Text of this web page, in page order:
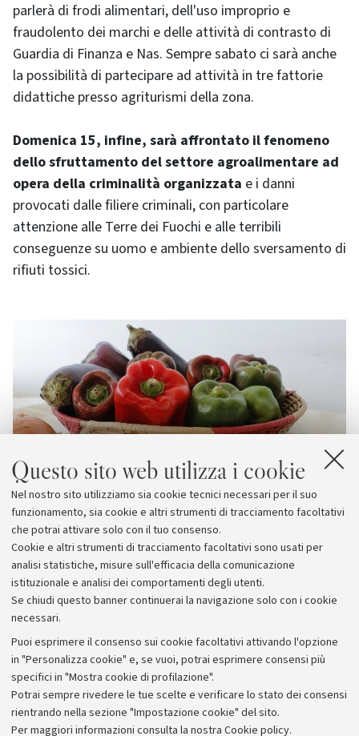
Questo sito web utilizza i cookie
Nel nostro sito utilizziamo sia cookie tecnici necessari per il suo
funzionamento, sia cookie e altri strumenti di tracciamento facoltativi
che potrai attivare solo con il tuo consenso.
Cookie e altri strumenti di tracciamento facoltativi sono usati per
analisi statistiche, misure sull'efficacia della comunicazione
istituzionale e analisi dei comportamenti degli utenti.
Se chiudi questo banner continuerai la navigazione solo con i cookie
necessari.
Puoi esprimere il consenso sui cookie facoltativi attivando l'opzione
in "Personalizza cookie" e, se vuoi, potrai esprimere consensi più
specifici in "Mostra cookie di profilazione".
Potrai sempre rivedere le tue scelte e verificare lo stato dei consensi
rientrando nella sezione "Impostazione cookie" del sito.
Per maggiori informazioni consulta la nostra Cookie policy.
parlerà di frodi alimentari, dell'uso improprio e
fraudolento dei marchi e delle attività di contrasto di
Guardia di Finanza e Nas. Sempre sabato ci sarà anche
la possibilità di partecipare ad attività in tre fattorie
didattiche presso agriturismi della zona.
Domenica 15, infine, sarà affrontato il fenomeno
dello sfruttamento del settore agroalimentare ad
opera della criminalità organizzata e i danni
provocati dalle filiere criminali, con particolare
attenzione alle Terre dei Fuochi e alle terribili
conseguenze su uomo e ambiente dello sversamento di
rifiuti tossici.
Archivio
Comunicati stampa
Redazione
Rassegna stampa